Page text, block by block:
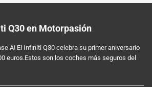
Q30 en Motorpasión
A! El Infiniti Q30 celebra su primer aniversario
euros.Estos son los coches más seguros del